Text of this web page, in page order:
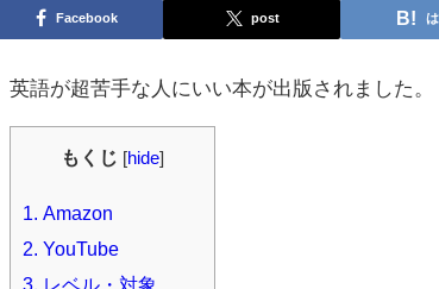
Facebook post
英語が超苦手な人にいい本が出版されました。
もくじ [hide]
1.
Amazon
2. YouTube
3.
レベル・対象